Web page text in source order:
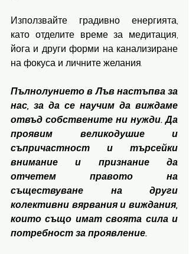
Използвайте градивно енергията,
като отделите време за медитация,
йога и други форми на канализиране
на фокуса и личните желания.
Пълнолунието в Лъв настъпва за
нас, за да се научим да виждаме
отвъд собствените ни нужди. Да
проявим великодушие и
съпричастност и търсейки
внимание и признание да
отчетем правото на
съществуване на други
колективни вярвания и виждания,
които също имат своята сила и
потребност за проявление.